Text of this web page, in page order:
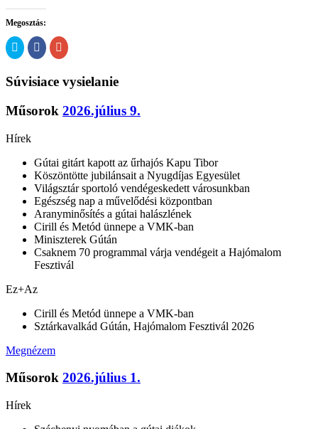
Megosztás:
Kattints
ide
en
való
ablakban
nyílik
Click
to
share
Facebook(Új
ablakban
meg)
Megosztás
a
ablakban
nyílik
Súvisiace vysielanie
Műsorok 2026.július 9.
Hírek
Gútai gitárt kapott az űrhajós Kapu Tibor
Köszöntötte jubilánsait a Nyugdíjas Egyesület
Világsztár sportoló vendégeskedett városunkban
Egészség nap a művelődési központban
Aranyminősítés a gútai halászlének
Cirill és Metód ünnepe a VMK-ban
Miniszterek Gútán
Csaknem 70 programmal várja vendégeit a Hajómalom
Fesztivál
Ez+Az
Cirill és Metód ünnepe a VMK-ban
Sztárkavalkád Gútán, Hajómalom Fesztivál 2026
Megnézem
Műsorok 2026.július 1.
Hírek